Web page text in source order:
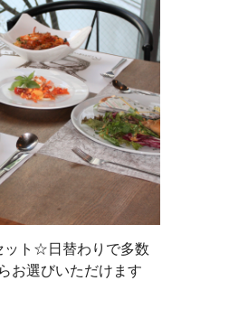
ット☆日替わりで多数
お選びいただけます